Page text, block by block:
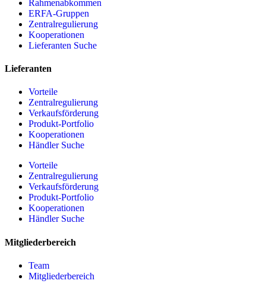
Rahmenabkommen
ERFA-Gruppen
Zentralregulierung
Kooperationen
Lieferanten Suche
Lieferanten
Vorteile
Zentralregulierung
Verkaufsförderung
Produkt-Portfolio
Kooperationen
Händler Suche
Vorteile
Zentralregulierung
Verkaufsförderung
Produkt-Portfolio
Kooperationen
Händler Suche
Mitgliederbereich
Team
Mitgliederbereich